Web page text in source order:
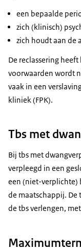
een bepaalde
zich (klinisch)
zich houdt aan de
De reclassering
voorwaarden wordt
vaak in een
kliniek (FPK).
Tbs met
Bij tbs met
verpleegd in een
een (niet-verplichte)
de maatschappij. De
de tbs verlengen,